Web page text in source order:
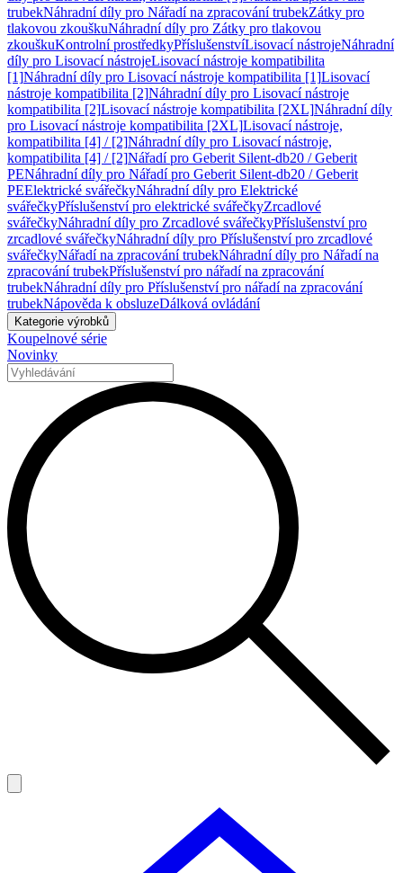
trubekNáhradní díly pro Nářadí na zpracování trubekZátky pro
tlakovou zkouškuNáhradní díly pro Zátky pro tlakovou
zkouškuKontrolní prostředkyPříslušenstvíLisovací nástrojeNáhradní
díly pro Lisovací nástrojeLisovací nástroje kompatibilita
[1]Náhradní díly pro Lisovací nástroje kompatibilita [1]Lisovací
nástroje kompatibilita [2]Náhradní díly pro Lisovací nástroje
kompatibilita [2]Lisovací nástroje kompatibilita [2XL]Náhradní díly
pro Lisovací nástroje kompatibilita [2XL]Lisovací nástroje,
kompatibilita [4] / [2]Náhradní díly pro Lisovací nástroje,
kompatibilita [4] / [2]Nářadí pro Geberit Silent-db20 / Geberit
PENáhradní díly pro Nářadí pro Geberit Silent-db20 / Geberit
PEElektrické svářečkyNáhradní díly pro Elektrické
svářečkyPříslušenství pro elektrické svářečkyZrcadlové
svářečkyNáhradní díly pro Zrcadlové svářečkyPříslušenství pro
zrcadlové svářečkyNáhradní díly pro Příslušenství pro zrcadlové
svářečkyNářadí na zpracování trubekNáhradní díly pro Nářadí na
zpracování trubekPříslušenství pro nářadí na zpracování
trubekNáhradní díly pro Příslušenství pro nářadí na zpracování
trubekNápověda k obsluzeDálková ovládání
Kategorie výrobků
Koupelnové série
Novinky